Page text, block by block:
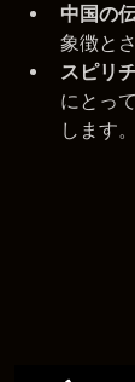
中国の
象徴と
スピリ
にとっ
します